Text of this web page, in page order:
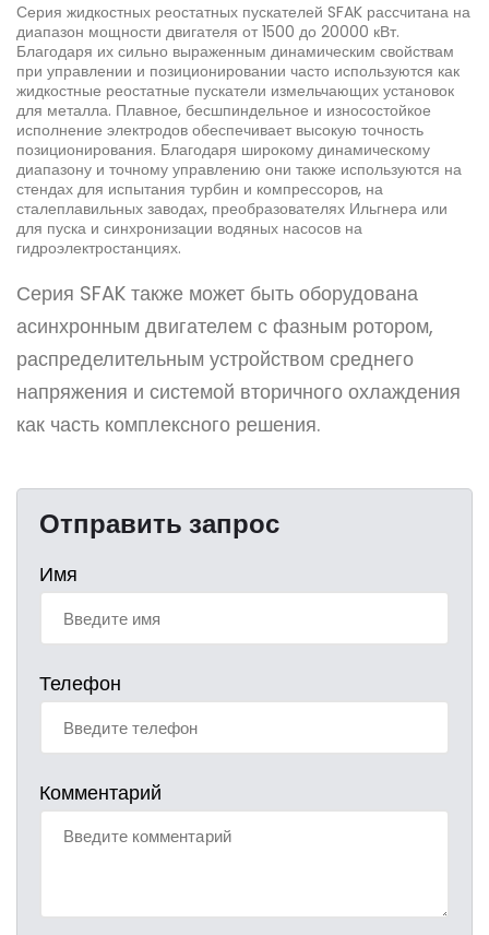
Серия жидкостных реостатных пускателей SFAK рассчитана на
диапазон мощности двигателя от 1500 до 20000 кВт.
Благодаря их сильно выраженным динамическим свойствам
при управлении и позиционировании часто используются как
жидкостные реостатные пускатели измельчающих установок
для металла. Плавное, бесшпиндельное и износостойкое
исполнение электродов обеспечивает высокую точность
позиционирования. Благодаря широкому динамическому
диапазону и точному управлению они также используются на
стендах для испытания турбин и компрессоров, на
сталеплавильных заводах, преобразователях Ильгнера или
для пуска и синхронизации водяных насосов на
гидроэлектростанциях.
Серия SFAK также может быть оборудована
асинхронным двигателем с фазным ротором,
распределительным устройством среднего
напряжения и системой вторичного охлаждения
как часть комплексного решения.
Отправить запрос
Имя
Телефон
Комментарий